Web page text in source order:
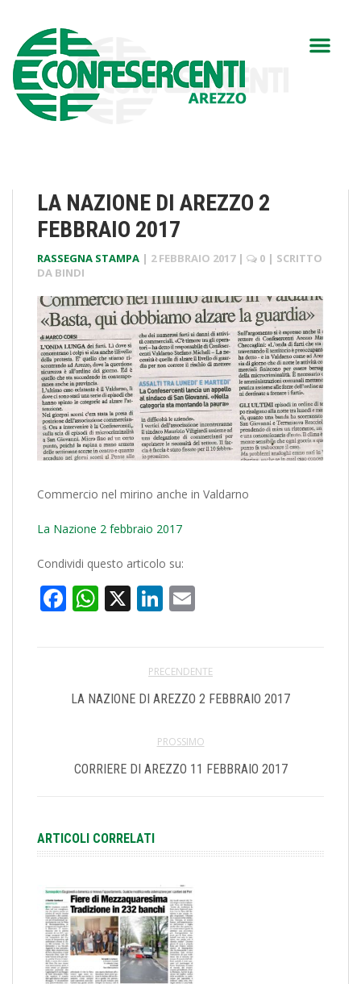
LA NAZIONE DI AREZZO 2
FEBBRAIO 2017
RASSEGNA STAMPA | 2 FEBBRAIO 2017 | 0 | SCRITTO
DA BINDI
Commercio nel mirino anche in Valdarno
La Nazione 2 febbraio 2017
Condividi questo articolo su:
Facebook
WhatsApp
X LinkedIn
PRECENDENTE
LA NAZIONE DI AREZZO 2 FEBBRAIO 2017
PROSSIMO
CORRIERE DI AREZZO 11 FEBBRAIO 2017
ARTICOLI CORRELATI